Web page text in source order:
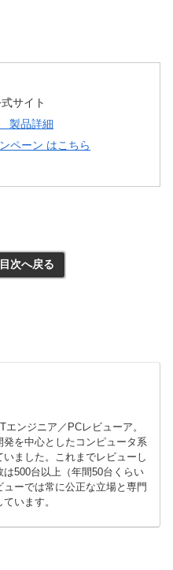
サイト
製品詳細
ペーン はこちら
目次へ戻る
エンジニア／PCレビューア。
発を中心としたコンピュータ系
ました。これまでレビューし
は500台以上（年間50台くらい
ューでは常に公正な立場と専門
います。